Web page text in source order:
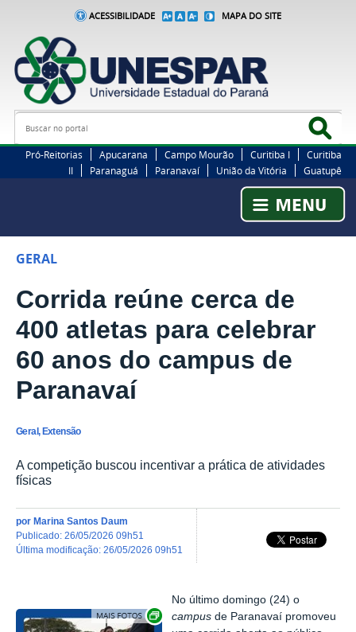
ACESSIBILIDADE MAPA DO SITE
Busca
Pró-Reitorias Apucarana Campo Mourão Curitiba I
Curitiba
II
Paranaguá Paranavaí União da Vitória Guatupê
GERAL
Corrida reúne cerca de
400 atletas para celebrar
60 anos do campus de
Paranavaí
Geral, Extensão
A competição buscou incentivar a prática de atividades
físicas
por Marina Santos Daum
publicado: 26/05/2026 09h51
última modificação: 26/05/2026 09h51
Exibir carrossel de imagens
No último domingo (24) o
campusde Paranavaí promoveu